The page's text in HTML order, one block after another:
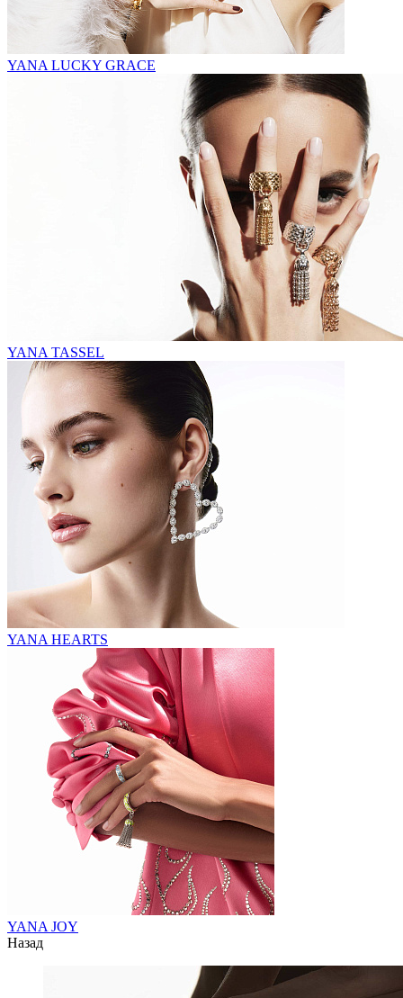
YANA LUCKY GRACE
YANA TASSEL
YANA HEARTS
YANA JOY
Назад